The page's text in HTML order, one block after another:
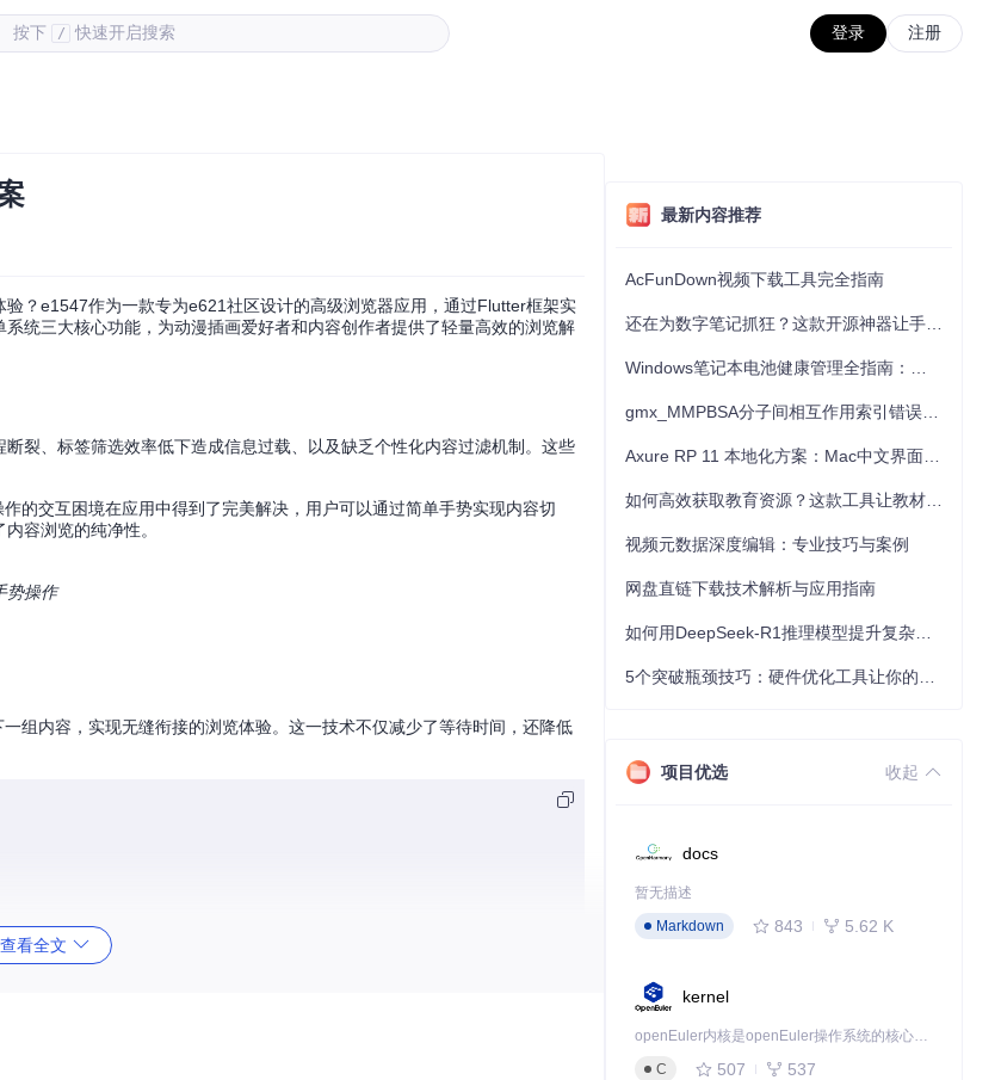
按下 / 快速开启搜索 登录 注册
？e1547作为一款专为e621社区设计的高级浏览器应用，通过Flutter框架实
统三大核心功能，为动漫插画爱好者和内容创作者提供了轻量高效的浏览解
裂、标签筛选效率低下造成信息过载、以及缺乏个性化内容过滤机制。这些
的交互困境在应用中得到了完美解决，用户可以通过简单手势实现内容切
容浏览的纯净性。
势操作
组内容，实现无缝衔接的浏览体验。这一技术不仅减少了等待时间，还降低
看全文
最新内容推荐
AcFunDown视频下载工具完全指南
视频元数据深度编辑：专业技巧与案例
网盘直链下载技术解析与应用指南
项目优选 收起
docs
暂无描述
Markdown
843 5.62 K
kernel
openEuler内核是openEuler操作系统的核心，既是系统性能与稳定性的基石，也是连接处理器、设备与服务的桥梁。
C
507 537